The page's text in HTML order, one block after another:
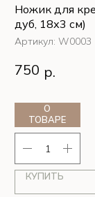
Ножик для
дуб, 18х3 см)
Артикул: W0003
750 р.
О
ТОВАРЕ
КУПИТЬ